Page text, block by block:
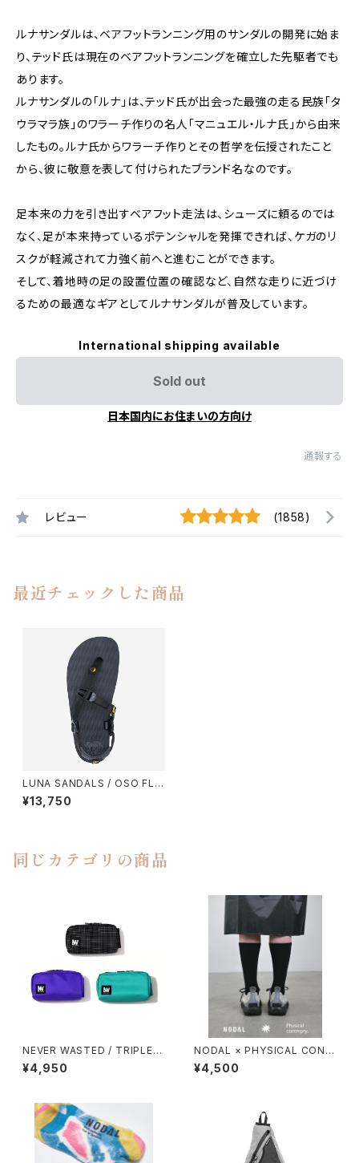
ルナサンダルは、ベアフットランニング用のサンダルの開発に始ま
り、テッド氏は現在のベアフットランニングを確立した先駆者でも
あります。
ルナサンダルの「ルナ」は、テッド氏が出会った最強の走る民族「タ
ウラマラ族」のワラーチ作りの名人「マニュエル・ルナ氏」から由来
したもの。ルナ氏からワラーチ作りとその哲学を伝授されたこと
から、彼に敬意を表して付けられたブランド名なのです。
足本来の力を引き出すベアフット走法は、シューズに頼るのでは
なく、足が本来持っているポテンシャルを発揮できれば、ケガのリ
スクが軽減されて力強く前へと進むことができます。
そして、着地時の足の設置位置の確認など、自然な走りに近づけ
るための最適なギアとしてルナサンダルが普及しています。
International shipping available
Sold out
日本国内にお住まいの方向け
通報する
レビュー (1858)
最近チェックした商品
LUNA SANDALS / OSO FLA
CO（WINGED EDITION）
¥13,750
同じカテゴリの商品
NEVER WASTED / TRIPLEY
ES
¥4,950
NODAL × PHYSICAL CONT
MPRY.
¥4,500